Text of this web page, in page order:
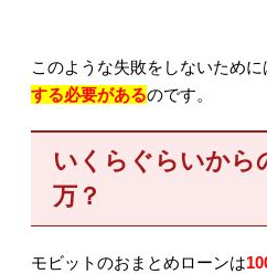
このような失敗をしないために
する必要があるのです。
いくらぐらいから
万？
モビットのおまとめローンは